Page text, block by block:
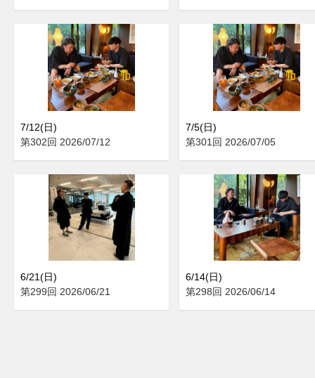
7/12(日)
第302回 2026/07/12
7/5(日)
第301回 2026/07/05
6/21(日)
第299回 2026/06/21
6/14(日)
第298回 2026/06/14